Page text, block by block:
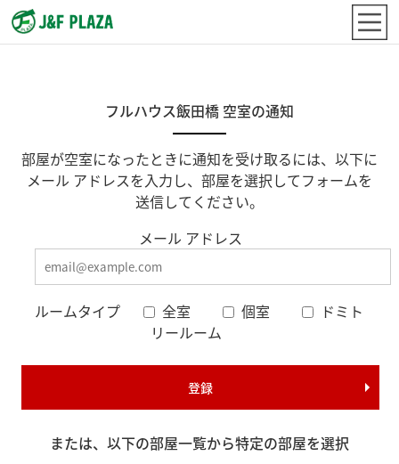
フルハウス飯田橋 空室の通知
部屋が空室になったときに通知を受け取るには、以下に
メール アドレスを入力し、部屋を選択してフォームを
送信してください。
メール アドレス
ルームタイプ 全室 個室
ドミト
リールーム
または、以下の部屋一覧から特定の部屋を選択